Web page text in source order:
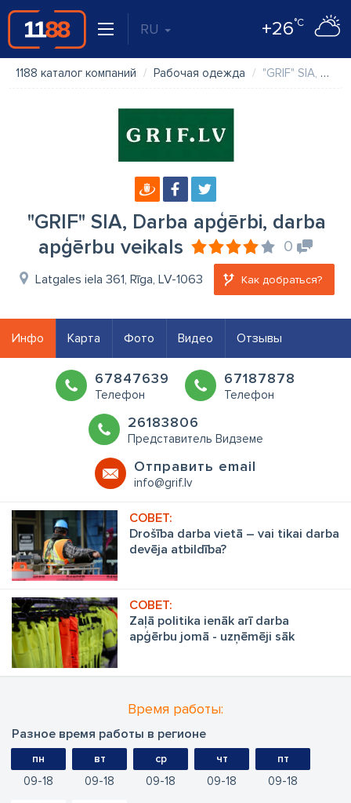
RU +26°C
1188 каталог компаний Рабочая одежда "GRIF" SIA, Darba apģērbi, darba apģērbu veikals
"GRIF" SIA, Darba apģērbi, darba
apģērbu veikals
0
Latgales iela 361, Rīga, LV-1063 Как добраться?
Инфо Карта Фото Видео Отзывы
67847639
Телефон
67187878
Телефон
26183806
Представитель Видземе
Oтправить email
info@grif.lv
Drošība darba vietā – vai tikai darba
devēja atbildība?
Zaļā politika ienāk arī darba
apģērbu jomā - uzņēmēji sāk
Время работы:
Разное время работы в регионе
пн
09 18
вт
09 18
ср
09 18
чт
09 18
пт
09 18